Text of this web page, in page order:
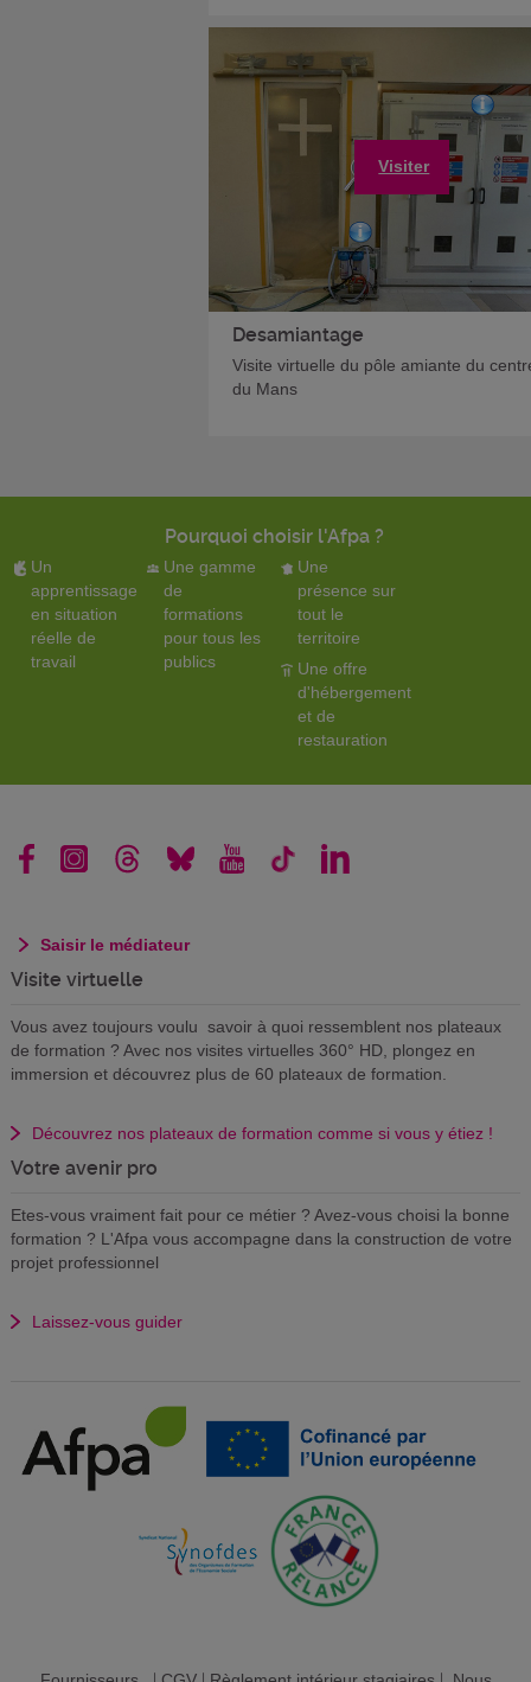
Visiter
Desamiantage
Visite virtuelle du pôle amiante du
du Mans
Pourquoi choisir l'Afpa ?
Un
apprentissage
en situation
réelle de
travail
Une gamme
de
formations
pour tous les
publics
Une
présence sur
tout le
territoire
Une offre
d'hébergement
et de
restauration
Saisir le médiateur
Visite virtuelle
Vous avez toujours voulu savoir à quoi ressemblent nos plateaux
de formation ? Avec nos visites virtuelles 360° HD, plongez en
immersion et découvrez plus de 60 plateaux de formation.
Découvrez nos plateaux de formation comme si vous y étiez !
Votre avenir pro
Etes-vous vraiment fait pour ce métier ? Avez-vous choisi la bonne
formation ? L'Afpa vous accompagne dans la construction de votre
projet professionnel
Laissez-vous guider